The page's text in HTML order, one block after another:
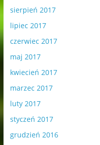
sierpień 2017
lipiec 2017
czerwiec 2017
maj 2017
kwiecień 2017
marzec 2017
luty 2017
styczeń 2017
grudzień 2016